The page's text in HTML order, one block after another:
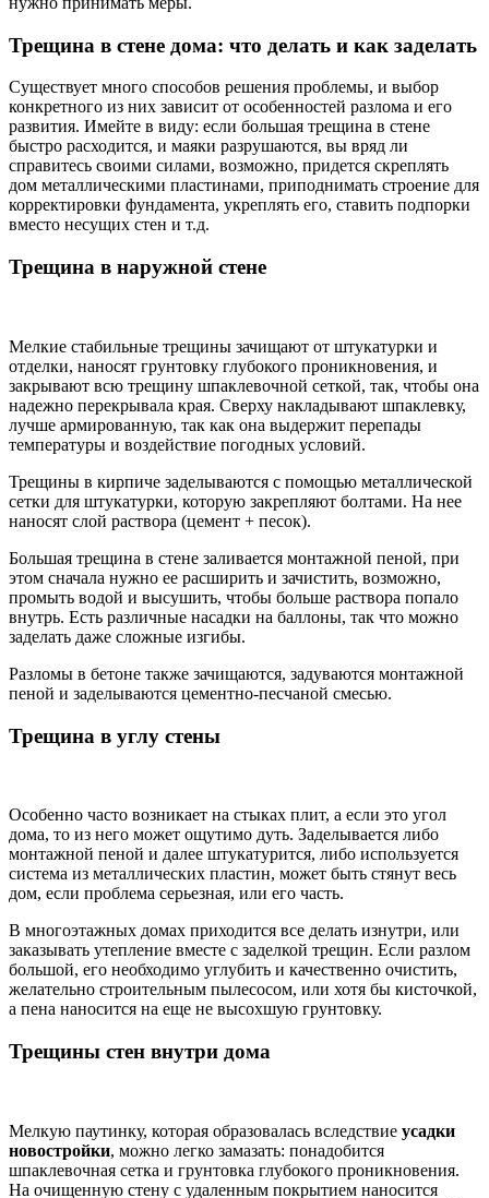
Трещина в стене дома: что делать и как заделать
Существует много способов решения проблемы, и выбор
конкретного из них зависит от особенностей разлома и его
развития. Имейте в виду: если большая трещина в стене
быстро расходится, и маяки разрушаются, вы вряд ли
справитесь своими силами, возможно, придется скреплять
дом металлическими пластинами, приподнимать строение для
корректировки фундамента, укреплять его, ставить подпорки
вместо несущих стен и т.д.
Трещина в наружной стене
Мелкие стабильные трещины зачищают от штукатурки и
отделки, наносят грунтовку глубокого проникновения, и
закрывают всю трещину шпаклевочной сеткой, так, чтобы она
надежно перекрывала края. Сверху накладывают шпаклевку,
лучше армированную, так как она выдержит перепады
температуры и воздействие погодных условий.
Трещины в кирпиче заделываются с помощью металлической
сетки для штукатурки, которую закрепляют болтами. На нее
наносят слой раствора (цемент + песок).
Большая трещина в стене заливается монтажной пеной, при
этом сначала нужно ее расширить и зачистить, возможно,
промыть водой и высушить, чтобы больше раствора попало
внутрь. Есть различные насадки на баллоны, так что можно
заделать даже сложные изгибы.
Разломы в бетоне также зачищаются, задуваются монтажной
пеной и заделываются цементно-песчаной смесью.
Трещина в углу стены
Особенно часто возникает на стыках плит, а если это угол
дома, то из него может ощутимо дуть. Заделывается либо
монтажной пеной и далее штукатурится, либо используется
система из металлических пластин, может быть стянут весь
дом, если проблема серьезная, или его часть.
В многоэтажных домах приходится все делать изнутри, или
заказывать утепление вместе с заделкой трещин. Если разлом
большой, его необходимо углубить и качественно очистить,
желательно строительным пылесосом, или хотя бы кисточкой,
а пена наносится на еще не высохшую грунтовку.
Трещины стен внутри дома
Мелкую паутинку, которая образовалась вследствие усадки
новостройки, можно легко замазать: понадобится
шпаклевочная сетка и грунтовка глубокого проникновения.
На очищенную стену с удаленным покрытием наносится